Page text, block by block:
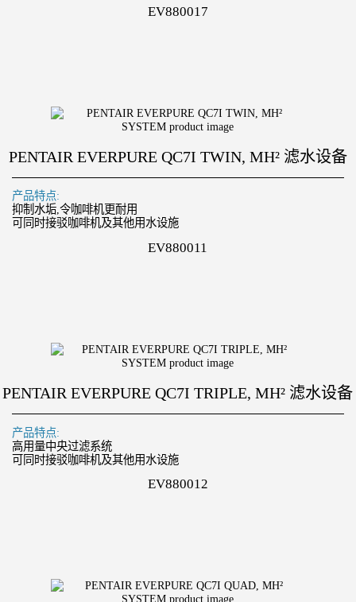
EV880017
PENTAIR EVERPURE QC7I TWIN, MH² 滤水设备
产品特点:
抑制水垢,令咖啡机更耐用
可同时接驳咖啡机及其他用水设施
EV880011
PENTAIR EVERPURE QC7I TRIPLE, MH² 滤水设备
产品特点:
高用量中央过滤系统
可同时接驳咖啡机及其他用水设施
EV880012